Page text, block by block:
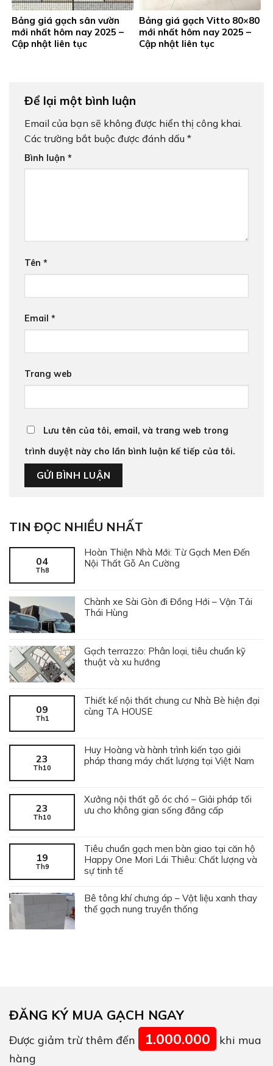
Bảng giá gạch sân vườn
mới nhất hôm nay 2025 –
Cập nhật liên tục
Bảng giá gạch Vitto 80×80
mới nhất hôm nay 2025 –
Cập nhật liên tục
Để lại một bình luận
Email của bạn sẽ không được hiển thị công khai.
Các trường bắt buộc được đánh dấu *
Bình luận *
Tên *
Email *
Trang web
Lưu tên của tôi, email, và trang web trong
trình duyệt này cho lần bình luận kế tiếp của tôi.
TIN ĐỌC NHIỀU NHẤT
04
Th8
Hoàn Thiện Nhà Mới: Từ Gạch Men Đến
Nội Thất Gỗ An Cường
Chành xe Sài Gòn đi Đồng Hới – Vận Tải
Thái Hùng
Gạch terrazzo: Phân loại, tiêu chuẩn kỹ
thuật và xu hướng
09
Th1
Thiết kế nội thất chung cư Nhà Bè hiện đại
cùng TA HOUSE
23
Th10
Huy Hoàng và hành trình kiến tạo giải
pháp thang máy chất lượng tại Việt Nam
23
Th10
Xưởng nội thất gỗ óc chó – Giải pháp tối
ưu cho không gian sống đẳng cấp
19
Th9
Tiêu chuẩn gạch men bàn giao tại căn hộ
Happy One Mori Lái Thiêu: Chất lượng và
sự tinh tế
Bê tông khí chưng áp – Vật liệu xanh thay
thế gạch nung truyền thống
ĐĂNG KÝ MUA GẠCH NGAY
Được giảm trừ thêm đến 1.000.000
khi mua
hàng